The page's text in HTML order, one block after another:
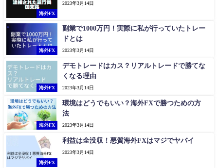
海外FX
2023年3月14日
海外FX
副業で1000万円！実際に私が行っていたトレー
ドとは
2023年3月14日
海外FX
デモトレードはカス？リアルトレードで勝てな
くなる理由
2023年3月14日
海外FX
環境はどうでもいい？海外FXで勝つための方
法
2023年3月14日
海外FX
利益は全没収！悪質海外FXはマジでヤバイ
2023年3月14日